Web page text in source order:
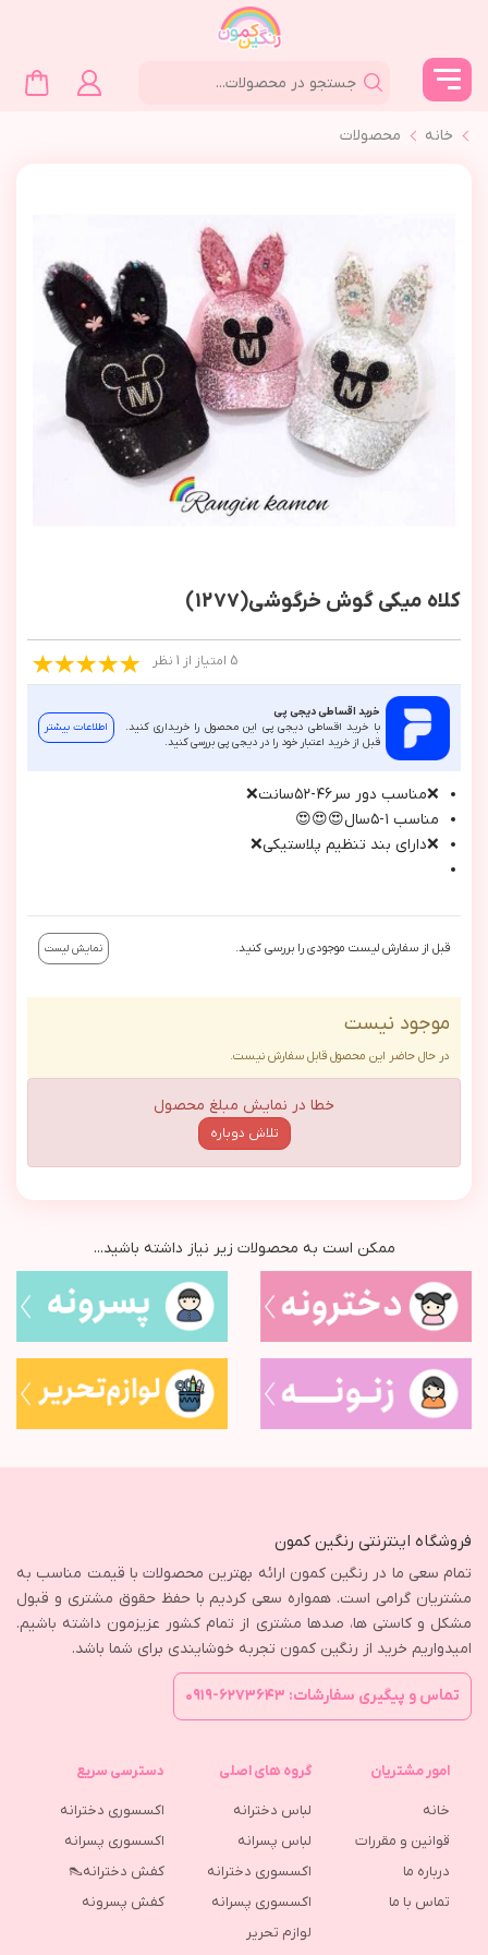
خانه محصولات
کلاه میکی گوش خرگوشی(1277)
5 امتیاز از 1 نظر
خرید اقساطی دیجی پی
با خرید اقساطی دیجی پی این محصول را خریداری کنید.
قبل از خرید اعتبار خود را در دیجی پی بررسی کنید.
اطلاعات بیشتر
❌مناسب دور سر٤٦-٥٢سانت❌
مناسب ١-٥سال😍😍😍
❌داراي بند تنظيم پلاستيكي❌
قبل از سفارش لیست موجودی را بررسی کنید. نمایش لیست
موجود نیست
در حال حاضر این محصول قابل سفارش نیست.
خطا در نمایش مبلغ محصول
تلاش دوباره
ممکن است به محصولات زیر نیاز داشته باشید...
فروشگاه اینترنتی رنگین کمون
تمام سعی ما در رنگین کمون ارائه بهترین محصولات با قیمت مناسب به
مشتریان گرامی است. همواره سعی کردیم با حفظ حقوق مشتری و قبول
مشکل و کاستی ها، صدها مشتری از تمام کشور عزیزمون داشته باشیم.
امیدواریم خرید از رنگین کمون تجربه خوشایندی برای شما باشد.
تماس و پیگیری سفارشات: ۶۲۷۳۶۴۳-۰۹۱۹
امور مشتریان
خانه
قوانین و مقررات
درباره ما
تماس با ما
گروه های اصلی
لباس دخترانه
لباس پسرانه
اکسسوری دخترانه
اکسسوری پسرانه
لوازم تحریر
دسترسی سریع
اکسسوری دخترانه
اکسسوری پسرانه
کفش دخترانه👠
كفش پسرونه